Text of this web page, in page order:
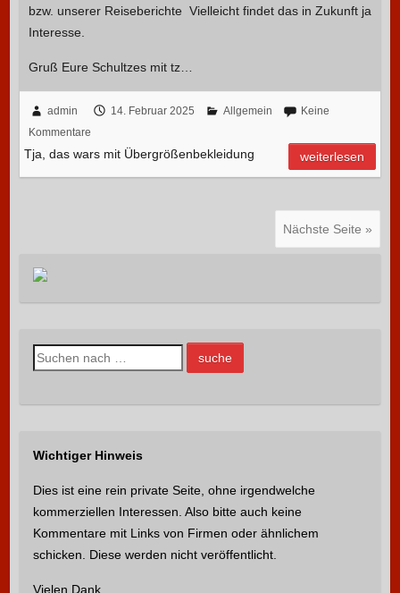
bzw. unserer Reiseberichte Vielleicht findet das in Zukunft ja
Interesse.
Gruß Eure Schultzes mit tz…
admin 14. Februar 2025 Allgemein
Keine
Kommentare
Tja, das wars mit Übergrößenbekleidung weiterlesen
Nächste Seite »
S
u
n
n
a
c
Wichtiger Hinweis
Dies ist eine rein private Seite, ohne irgendwelche
kommerziellen Interessen. Also bitte auch keine
Kommentare mit Links von Firmen oder ähnlichem
schicken. Diese werden nicht veröffentlicht.
Vielen Dank